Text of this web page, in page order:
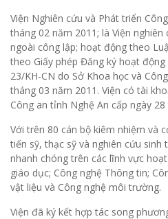
Viện Nghiên cứu và Phát triển
tháng 02 năm 2011; là Viện
ngoài công lập; hoạt động theo
theo Giấy phép Đăng ký hoạt
23/KH-CN do Sở Khoa học và
tháng 03 năm 2011. Viện có tài
Công an tỉnh Nghệ An cấp ngày
Với trên 80 cán bộ kiêm nhiệm và
tiến sỹ, thạc sỹ và nghiên cứu sinh
nhanh chóng trên các lĩnh vực
giáo dục; Công nghệ Thông tin;
vật liệu và Công nghệ môi trường.
Viện đã ký kết hợp tác song